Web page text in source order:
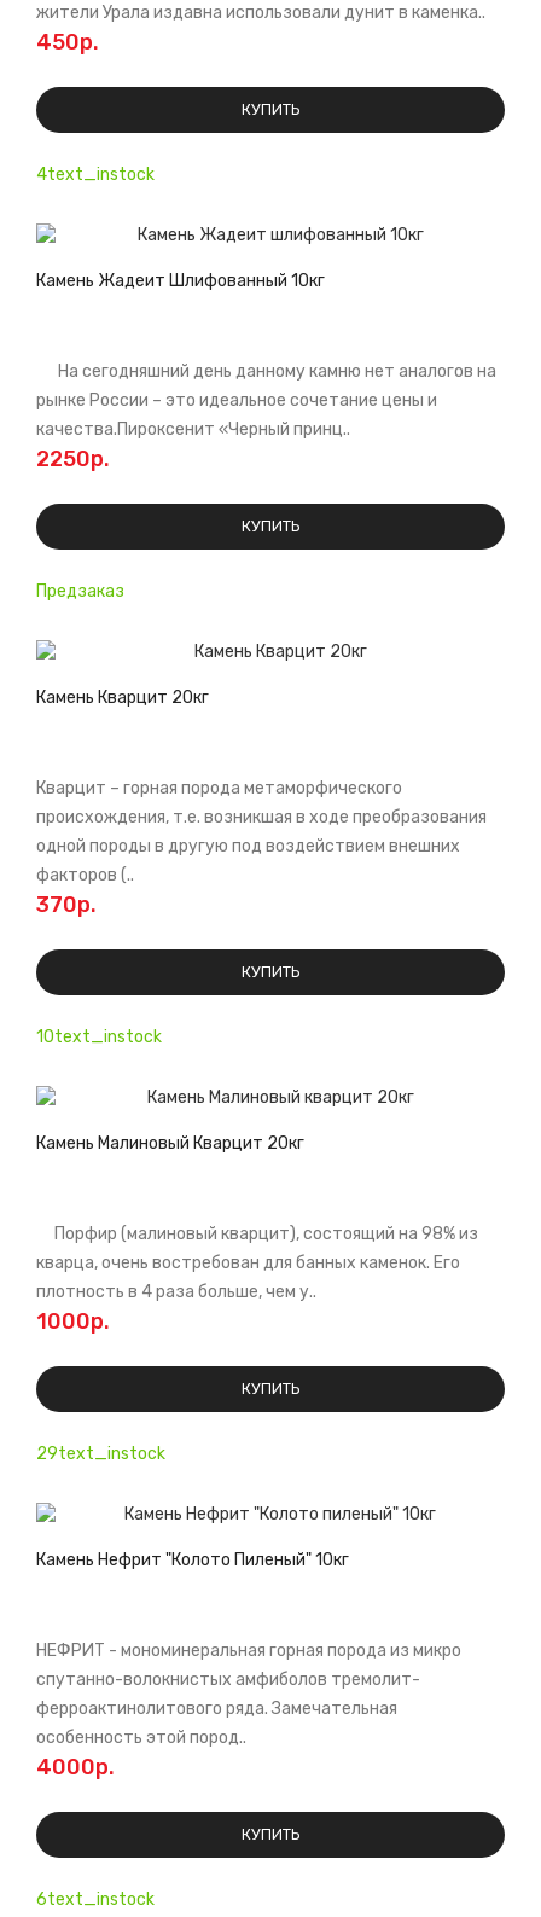
4text_instock
жители Урала издавна использовали дунит в каменка..
450р.
КУПИТЬ
Предзаказ
Камень Жадеит Шлифованный 10кг
На сегодняшний день данному камню нет аналогов на
рынке России – это идеальное сочетание цены и
качества.Пироксенит «Черный принц..
2250р.
КУПИТЬ
10text_instock
Камень Кварцит 20кг
Кварцит – горная порода метаморфического
происхождения, т.е. возникшая в ходе преобразования
одной породы в другую под воздействием внешних
факторов (..
370р.
КУПИТЬ
29text_instock
Камень Малиновый Кварцит 20кг
Порфир (малиновый кварцит), состоящий на 98% из
кварца, очень востребован для банных каменок. Его
плотность в 4 раза больше, чем у..
1000р.
КУПИТЬ
6text_instock
Камень Нефрит "Колото Пиленый" 10кг
НЕФРИТ - мономинеральная горная порода из микро
спутанно-волокнистых амфиболов тремолит-
ферроактинолитового ряда. Замечательная
особенность этой пород..
4000р.
КУПИТЬ